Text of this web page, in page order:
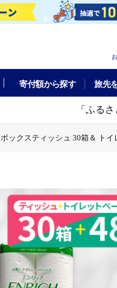
寄付額から探す 旅先
「ふる
ボックスティッシュ 30箱＆ ト